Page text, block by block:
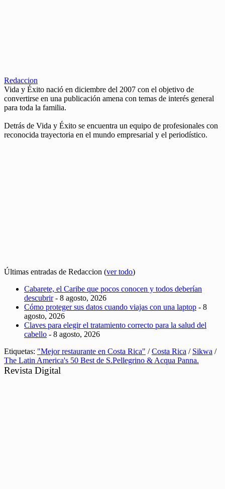
Redaccion
Vida y Éxito nació en diciembre del 2007 con el objetivo de
convertirse en una publicación amena con temas de interés general
para toda la familia.
Detrás de Vida y Éxito se encuentra un equipo de profesionales con
reconocida trayectoria en el mundo empresarial y el periodístico.
Últimas entradas de Redaccion (ver todo)
Cabarete, el Caribe que pocos conocen y todos deberían
descubrir- 8 agosto, 2026
Cómo proteger sus datos cuando viajas con una laptop - 8
agosto, 2026
Claves para elegir el tratamiento correcto para la salud del
cabello - 8 agosto, 2026
Etiquetas: "Mejor restaurante en Costa Rica" /Costa Rica / Sikwa /
The Latin America's 50 Best de S.Pellegrino & Acqua Panna.
Revista Digital